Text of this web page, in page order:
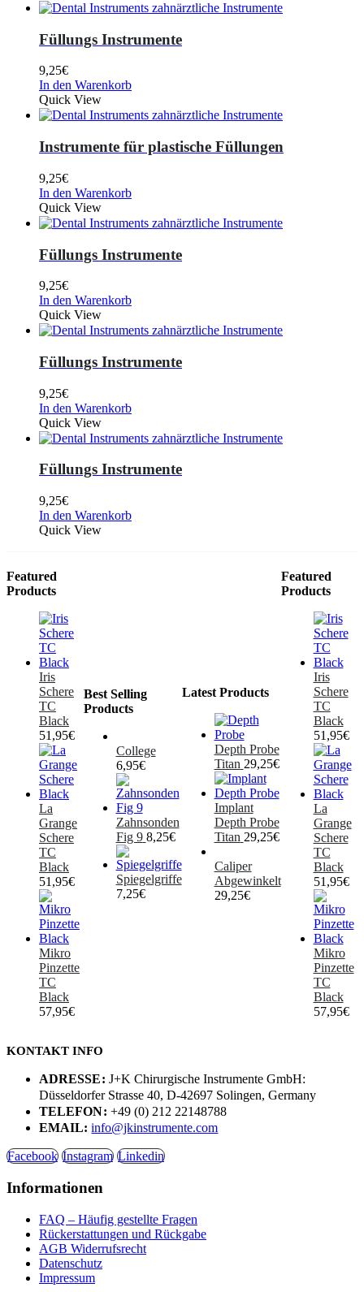
Füllungs Instrumente
9,25€
In den Warenkorb
Quick View
Instrumente für plastische Füllungen
9,25€
In den Warenkorb
Quick View
Füllungs Instrumente
9,25€
In den Warenkorb
Quick View
Füllungs Instrumente
9,25€
In den Warenkorb
Quick View
Füllungs Instrumente
9,25€
In den Warenkorb
Quick View
Featured
Products
Iris
Schere
TC
Black
51,95€
La
Grange
Schere
TC
Black
51,95€
Mikro
Pinzette
TC
Black
57,95€
Best Selling
Products
College
6,95€
Zahnsonden
Fig 9 8,25€
Spiegelgriffe
7,25€
Latest Products
Depth Probe
Titan 29,25€
Implant
Depth Probe
Titan 29,25€
Caliper
Abgewinkelt
29,25€
Featured
Products
Iris
Schere
TC
Black
51,95€
La
Grange
Schere
TC
Black
51,95€
Mikro
Pinzette
TC
Black
57,95€
KONTAKT INFO
ADRESSE: J+K Chirurgische Instrumente GmbH:
Düsseldorfer Strasse 40, D-42697 Solingen, Germany
TELEFON: +49 (0) 212 22148788
EMAIL: info@jkinstrumente.com
Facebook Instagram Linkedin
Informationen
FAQ – Häufig gestellte Fragen
Rückerstattungen und Rückgabe
AGB Widerrufsrecht
Datenschutz
Impressum